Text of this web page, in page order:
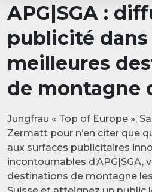
APG|SGA :
publicité dans
meilleures
de montagne
Jungfrau « Top of Europe »,
Zermatt pour n’en citer que
aux surfaces publicitaires
incontournables d’APG|SGA,
destinations de montagne